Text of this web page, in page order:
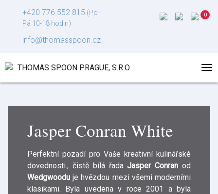
+420 776 552 815 (Po -
Pá 10-18 hodin)
info@thomasspoon.cz
Jasper Conran White
Perfektní pozadí pro Vaše kreativní kulinářské
dovednosti., čistě bílá řadaJasper Conran od
Wedgwooduje hvězdou mezi všemi moderními
klasikami. Byla uvedena v roce 2001 a byla